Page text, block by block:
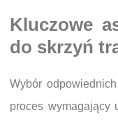
Kluczowe
do skrzyń
Wybór
proces wymagający